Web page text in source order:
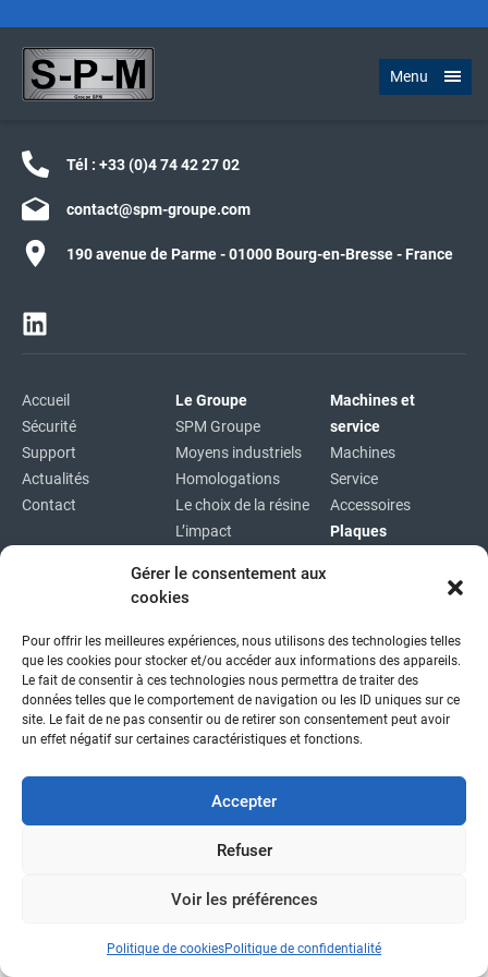
Gérer le consentement aux
cookies
Pour offrir les meilleures expériences, nous utilisons des technologies telles
que les cookies pour stocker et/ou accéder aux informations des appareils.
Le fait de consentir à ces technologies nous permettra de traiter des
données telles que le comportement de navigation ou les ID uniques sur ce
site. Le fait de ne pas consentir ou de retirer son consentement peut avoir
un effet négatif sur certaines caractéristiques et fonctions.
Accepter
Refuser
Voir les préférences
Politique de cookiesPolitique de confidentialité
Menu
Tél : +33 (0)4 74 42 27 02
contact@spm-groupe.com
190 avenue de Parme - 01000 Bourg-en-Bresse - France
Accueil
Sécurité
Support
Actualités
Contact
Le Groupe
SPM Groupe
Moyens industriels
Homologations
Le choix de la résine
L’impact
Machines et
service
Machines
Service
Accessoires
Plaques
Plan du site
Copyright © 2026|Mentions légales|Confidentialité|
fait avec
par l'agence idcom